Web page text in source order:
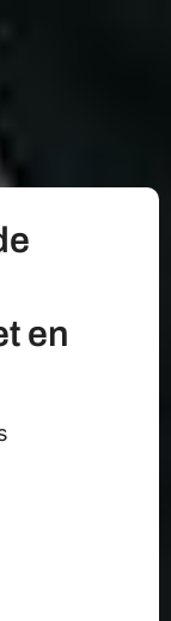
en